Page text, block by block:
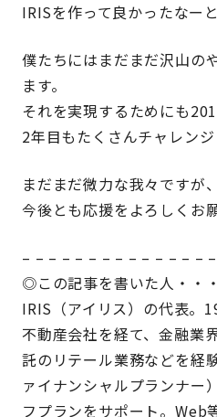
IRISを作って良かったなー
僕たちにはまだまだ沢山の
ます。
それを実現するためにも
2年目もたくさんチャレンジ
まだまだ微力な我々ですが
今後とも応援をよろしくお
– – – – – – – – – – – – – –
◎この記事を書いた人・・
IRIS（アイリス）の代表。
不動産会社を経て、金融業
託のリテール業務などを経
ァイナンシャルプランナー
フプランをサポート。Web